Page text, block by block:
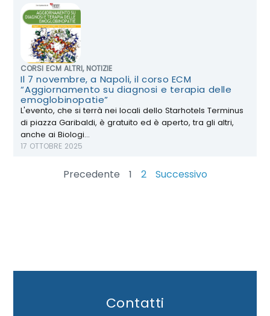
CORSI ECM ALTRI, NOTIZIE
Il 7 novembre, a Napoli, il corso ECM
“Aggiornamento su diagnosi e terapia delle
emoglobinopatie”
L'evento, che si terrà nei locali dello Starhotels Terminus
di piazza Garibaldi, è gratuito ed è aperto, tra gli altri,
anche ai Biologi...
17 OTTOBRE 2025
Precedente 1 2 Successivo
Contatti